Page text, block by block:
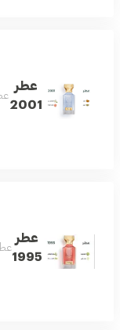
عطر
2001
عطر
1995